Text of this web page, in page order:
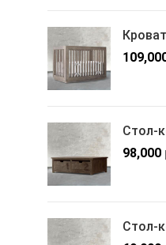
Стол-
98,000
Стол-